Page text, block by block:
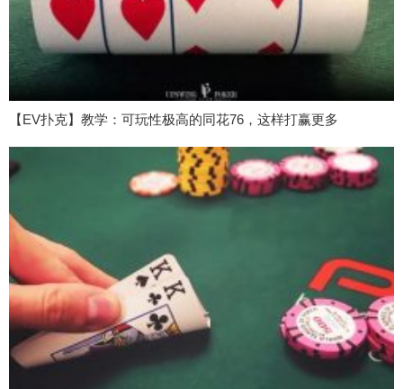
【EV扑克】教学：可玩性极高的同花76，这样打赢更多